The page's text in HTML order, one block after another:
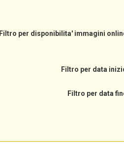
Filtro per disponibilita' immagini
Filtro per data
Filtro per data